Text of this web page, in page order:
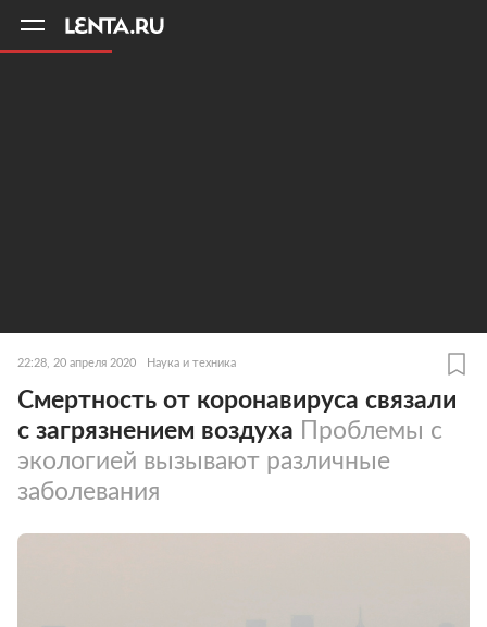
22:28, 20 апреля 2020 Наука и техника
Смертность от коронавируса связали
с загрязнением воздуха Проблемы с
экологией вызывают различные
заболевания